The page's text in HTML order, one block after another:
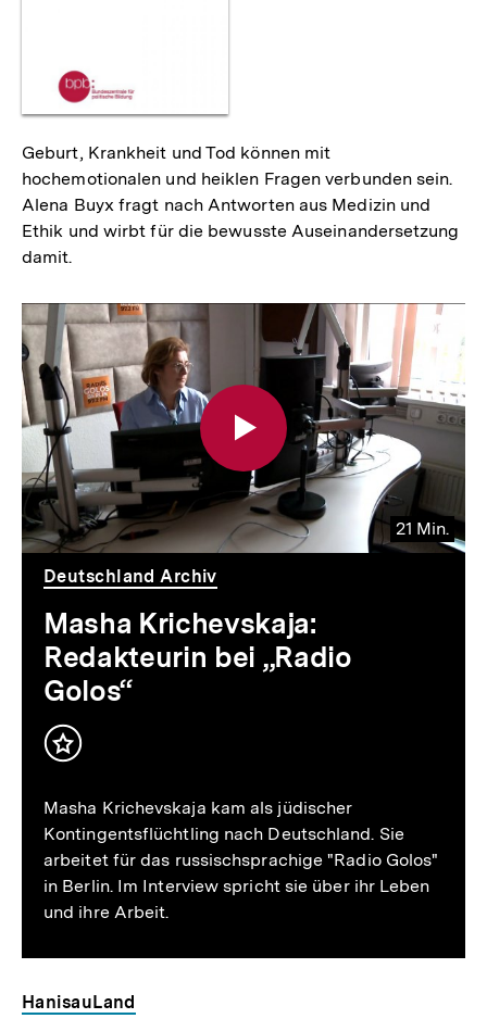
Geburt, Krankheit und Tod können mit
hochemotionalen und heiklen Fragen verbunden sein.
Alena Buyx fragt nach Antworten aus Medizin und
Ethik und wirbt für die bewusste Auseinandersetzung
damit.
21 Min.
Video
Dauer
21
Min.
Deutschland Archiv
Masha Krichevskaja:
Redakteurin bei „Radio
Golos“
Masha Krichevskaja kam als jüdischer
Kontingentsflüchtling nach Deutschland. Sie
arbeitet für das russischsprachige "Radio Golos"
in Berlin. Im Interview spricht sie über ihr Leben
und ihre Arbeit.
HanisauLand